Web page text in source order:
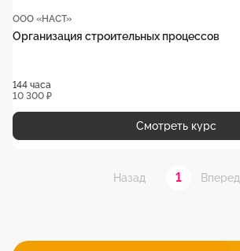
ООО «НАСТ»
Организация строительных процессов
144 часа
10 300 ₽
Смотреть курс
Назад 1 Вперед